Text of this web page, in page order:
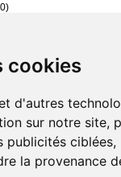
cookies
d'autres
sur notre site,
publicités
la provenance